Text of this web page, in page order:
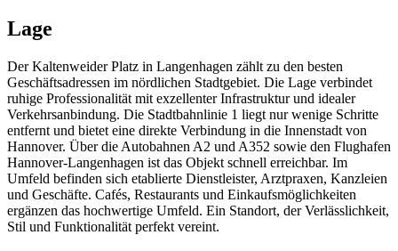
Lage
Der Kaltenweider Platz in Langenhagen zählt zu den besten
Geschäftsadressen im nördlichen Stadtgebiet. Die Lage verbindet
ruhige Professionalität mit exzellenter Infrastruktur und idealer
Verkehrsanbindung. Die Stadtbahnlinie 1 liegt nur wenige Schritte
entfernt und bietet eine direkte Verbindung in die Innenstadt von
Hannover. Über die Autobahnen A2 und A352 sowie den Flughafen
Hannover-Langenhagen ist das Objekt schnell erreichbar. Im
Umfeld befinden sich etablierte Dienstleister, Arztpraxen, Kanzleien
und Geschäfte. Cafés, Restaurants und Einkaufsmöglichkeiten
ergänzen das hochwertige Umfeld. Ein Standort, der Verlässlichkeit,
Stil und Funktionalität perfekt vereint.